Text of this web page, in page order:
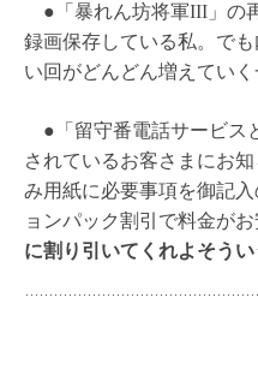
●「暴れん坊将軍III」の
録画保存している私。で
い回がどんどん増えていく
●「留守番電話サービス
されているお客さまにお
み用紙に必要事項を御記
ョンパック割引で料金がお
に割り引いてくれよそうい